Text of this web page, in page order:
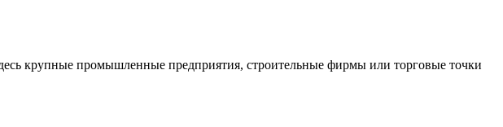
крупные промышленные предприятия, строительные фирмы или торговые точки